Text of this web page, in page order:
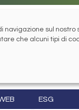
ESG
sul
che alcuni tipi di